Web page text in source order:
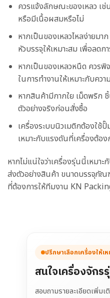
ควรแจ้งลักษณะของเหลว เช่
หรือมีเนื้อผสมหรือไม่
หากเป็นของเหลวไหลง่ายมา
หัวบรรจุให้เหมาะสม เพื่อลดก
หากเป็นของเหลวหนืด ควรพิ
ในการทำงานให้เหมาะกับคว
หากสินค้ามีกากใย เม็ดพริก
ตัวอย่างจริงก่อนสั่งซื้อ
เครื่องระบบนิวเมติกต้องใช้
เหมาะกับแรงดันที่เครื่องต้อง
หากไม่แน่ใจว่าเครื่องรุ่นนี้เหมา
ส่งตัวอย่างสินค้า ขนาดบรรจุภั
ที่ต้องการให้ทีมงาน KN
ปรึกษาเลือกเครื่องให้
สนใจเครื่องจักร
สอบถามรายละเอียดเพิ่มเ